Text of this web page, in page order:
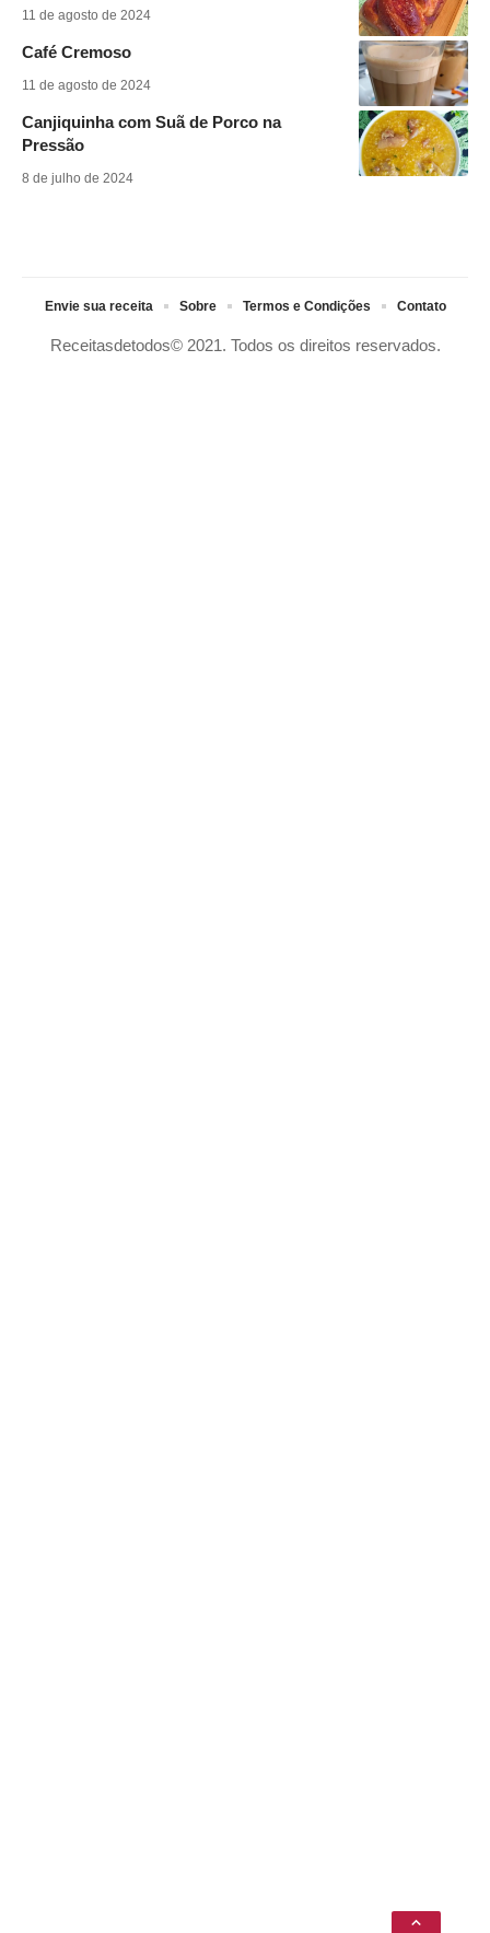
11 de agosto de 2024
Café Cremoso
11 de agosto de 2024
Canjiquinha com Suã de Porco na
Pressão
8 de julho de 2024
Receitasdetodos© 2021. Todos os direitos reservados.
Envie sua receita Sobre Termos e Condições Contato